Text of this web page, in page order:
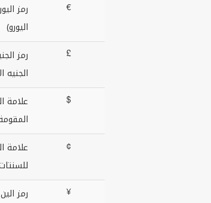
€
رمز
اليورو)
£
رمز
الجنيه
$
علامة
¢
علامة
¥
رمز